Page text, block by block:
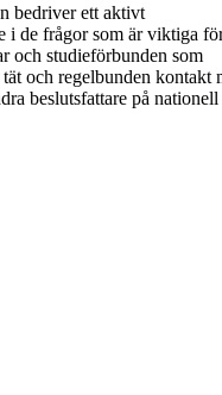
bedriver ett aktivt
i de frågor som är viktiga
och studieförbunden som
och regelbunden kontakt
beslutsfattare på nationell